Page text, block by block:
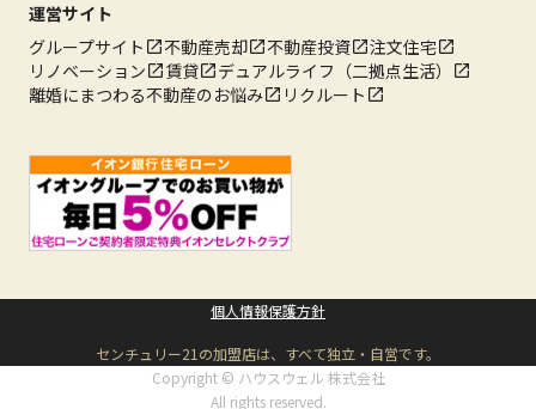
運営サイト
グループサイト
不動産売却 不動産投資
注文住宅
リノベーション
賃貸
デュアルライフ（二拠点生活）
離婚にまつわる不動産のお悩み
リクルート
個人情報保護方針
センチュリー21の加盟店は、すべて独立・自営です。
Copyright © ハウスウェル 株式会社
All rights reserved.